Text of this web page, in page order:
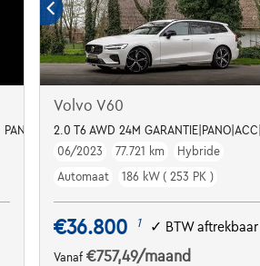
PANO / TREKHAAK / LED ***
Volvo V60
2.0 T6 AWD 24M
06/2023
77.721 km
Hybride
Automaat
186 kW ( 253 PK )
€36.800 1 ✓ BTW aftrekbaar
Vanaf€757,49/maand